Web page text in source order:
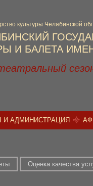
И БАЛЕТА
культуры Челябинской
И АДМИНИСТРАЦИЯ
Оценка качества